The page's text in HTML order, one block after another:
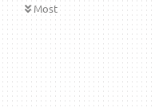
Most